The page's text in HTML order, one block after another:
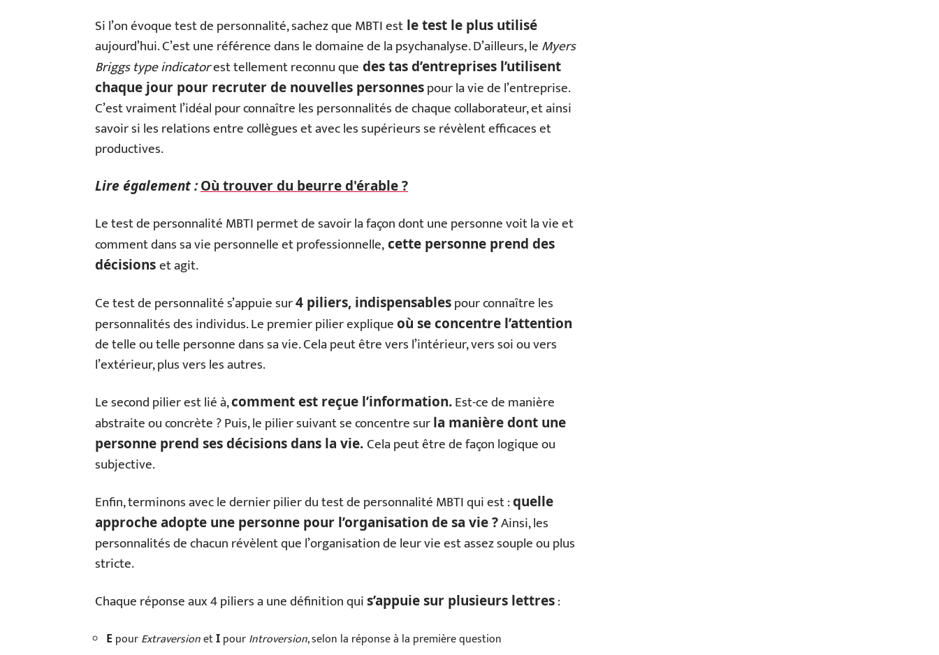
Si l’on évoque test de personnalité, sachez que MBTI est le test le plus utilisé
aujourd’hui. C’est une référence dans le domaine de la psychanalyse. D’ailleurs, leMyers
Briggs type indicatorest tellement reconnu que des tas d’entreprises l’utilisent
chaque jour pour recruter de nouvelles personnespour la vie de l’entreprise.
C’est vraiment l’idéal pour connaître les personnalités de chaque collaborateur, et ainsi
savoir si les relations entre collègues et avec les supérieurs se révèlent efficaces et
productives.
Lire également :Où trouver du beurre d'érable ?
Le test de personnalité MBTI permet de savoir la façon dont une personne voit la vie et
comment dans sa vie personnelle et professionnelle,cette personne prend des
décisionset agit.
Ce test de personnalité s’appuie sur4 piliers, indispensablespour connaître les
personnalités des individus. Le premier pilier expliqueoù se concentre l’attention
de telle ou telle personne dans sa vie. Cela peut être vers l’intérieur, vers soi ou vers
l’extérieur, plus vers les autres.
Le second pilier est lié à,comment est reçue l’information.Est-ce de manière
abstraite ou concrète ? Puis, le pilier suivant se concentre surla manière dont une
personne prend ses décisions dans la vie. Cela peut être de façon logique ou
subjective.
Enfin, terminons avec le dernier pilier du test de personnalité MBTI qui est :quelle
approche adopte une personne pour l’organisation de sa vie ?Ainsi, les
personnalités de chacun révèlent que l’organisation de leur vie est assez souple ou plus
stricte.
Chaque réponse aux 4 piliers a une définition quis’appuie sur plusieurs lettres:
E pourExtraversionetI pourIntroversion, selon la réponse à la première question